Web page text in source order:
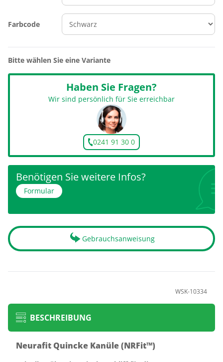
Farbcode
Bitte wählen Sie eine Variante
Haben Sie Fragen?
Wir sind persönlich für Sie erreichbar
0241 91 30 0
Benötigen Sie weitere Infos?
Formular
Gebrauchsanweisung
WSK-10334
BESCHREIBUNG
Neurafit Quincke Kanüle (NRFit™)